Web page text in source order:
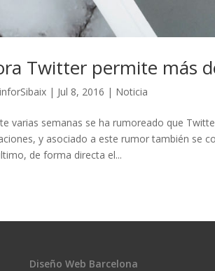
Twitter permite más
| Jul 8, 2016 | Noticia
varias semanas se ha rumoreado que
y asociado a este rumor también se
de forma directa el...
Diseño Web Barcelona